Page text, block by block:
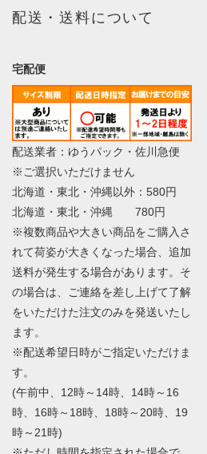
配送・送料について
宅配便
配送業者：ゆうパック・佐川急便
※ご選択いただけません
北海道・東北・沖縄以外：580円
北海道・東北・沖縄 780円
※複数商品や大きい商品をご購入さ
れて荷姿が大きくなった場合、追加
送料が発生する場合があります。そ
の場合は、ご連絡を差し上げて了解
をいただけた注文のみを発送いたし
ます。
※配送希望日時がご指定いただけま
す。
(午前中、12時～14時、14時～16
時、16時～18時、18時～20時、19
時～21時)